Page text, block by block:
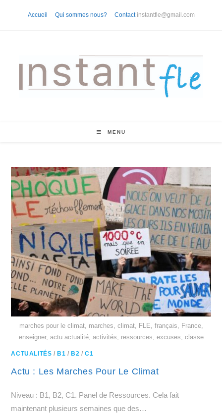
Accueil Qui sommes nous? Contact instantfle@gmail.com
MENU
marches pour le climat, marches, climat, FLE, français, France,
enseigner, actu actualité, activités, ressources, excuses, classe
ACTUALITÉS /B1 /B2 /C1
Actu : Les Marches Pour Le Climat
Niveau : B1, B2, C1. Panel de Ressources. Cela fait
maintenant plusieurs semaines que des…